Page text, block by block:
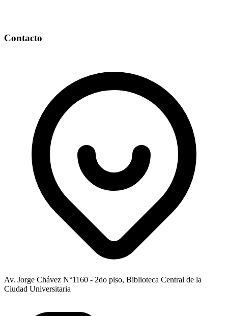
Contacto
Av. Jorge Chávez N°1160 - 2do piso, Biblioteca Central de la
Ciudad Universitaria